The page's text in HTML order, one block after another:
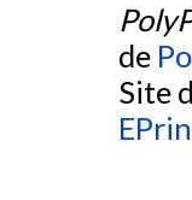
de
Site